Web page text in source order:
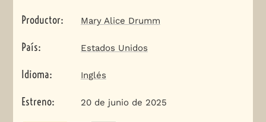
Productor: Mary Alice Drumm
País: Estados Unidos
Idioma: Inglés
Estreno: 20 de junio de 2025